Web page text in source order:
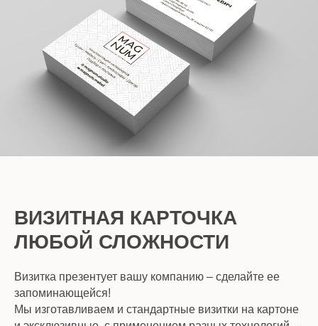
ВИЗИТНАЯ КАРТОЧКА
ЛЮБОЙ СЛОЖНОСТИ
Визитка презентует вашу компанию – сделайте ее
запоминающейся!
Мы изготавливаем и стандартные визитки на картоне